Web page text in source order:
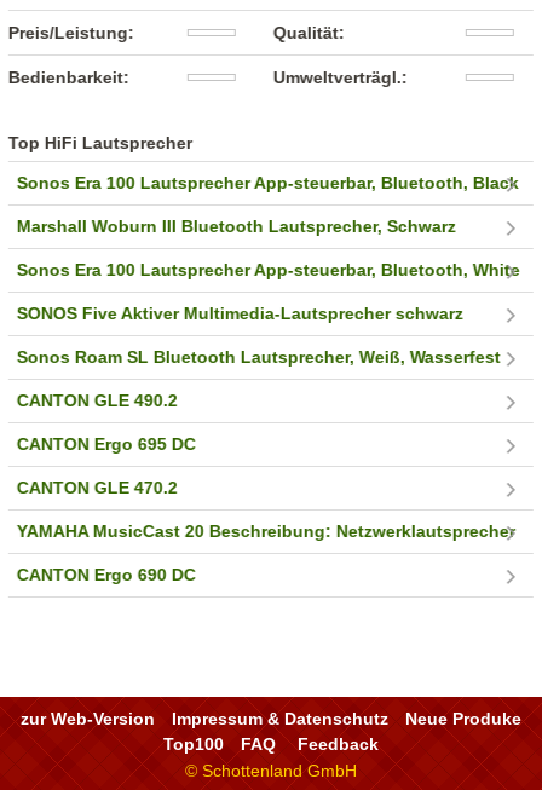
Preis/Leistung: Qualität:
Bedienbarkeit: Umweltverträgl.:
Top HiFi Lautsprecher
Sonos Era 100 Lautsprecher App-steuerbar, Bluetooth, Black
Marshall Woburn III Bluetooth Lautsprecher, Schwarz
Sonos Era 100 Lautsprecher App-steuerbar, Bluetooth, White
SONOS Five Aktiver Multimedia-Lautsprecher schwarz
Sonos Roam SL Bluetooth Lautsprecher, Weiß, Wasserfest
CANTON GLE 490.2
CANTON Ergo 695 DC
CANTON GLE 470.2
YAMAHA MusicCast 20 Beschreibung: Netzwerklautsprecher
CANTON Ergo 690 DC
zur Web-Version Impressum & Datenschutz
Neue Produke
Top100
FAQ
Feedback
© Schottenland GmbH